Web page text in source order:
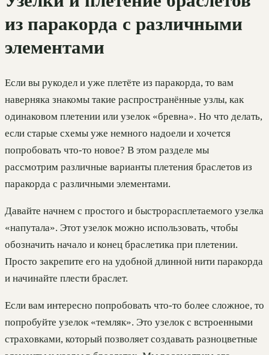
из паракорда с различными
элементами
Если вы рукодел и уже плетёте из паракорда, то вам
наверняка знакомы такие распространённые узлы, как
одинаковом плетении или узелок «бревна». Но что делать,
если старые схемы уже немного надоели и хочется
попробовать что-то новое? В этом разделе мы
рассмотрим различные варианты плетения браслетов из
паракорда с различными элементами.
Давайте начнем с простого и быстрорасплетаемого узелка
«напутала». Этот узелок можно использовать, чтобы
обозначить начало и конец браслетика при плетении.
Просто закрепите его на удобной длинной нити паракорда
и начинайте плести браслет.
Если вам интересно попробовать что-то более сложное, то
попробуйте узелок «темляк». Это узелок с встроенными
страховками, который позволяет создавать разноцветные